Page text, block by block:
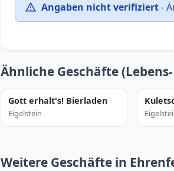
Angaben nicht verifiziert-
Ähnliche Geschäfte
Gott erhalt's! Bierladen
Eigelstein
Weitere Geschäfte in